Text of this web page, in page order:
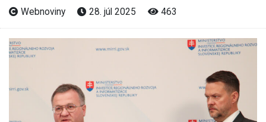
Webnoviny 28. júl 2025 463